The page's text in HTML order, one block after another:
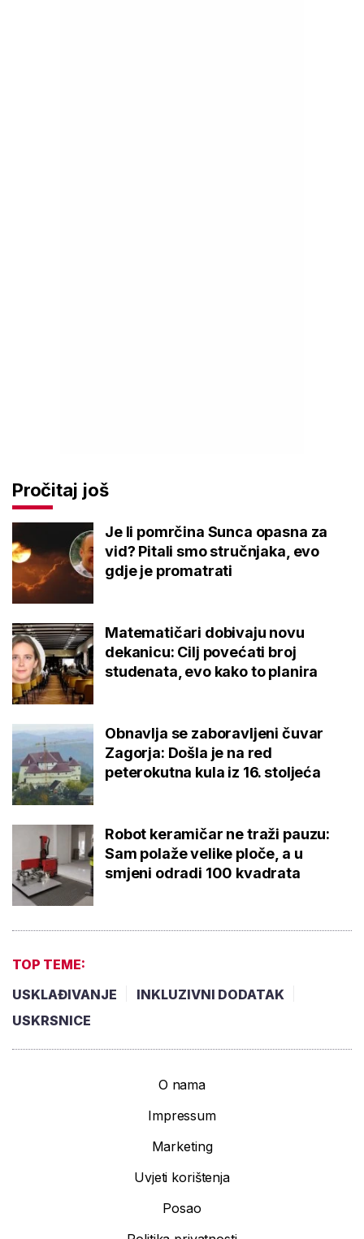
Pročitaj još
Je li pomrčina Sunca opasna za
vid? Pitali smo stručnjaka, evo
gdje je promatrati
Matematičari dobivaju novu
dekanicu: Cilj povećati broj
studenata, evo kako to planira
Obnavlja se zaboravljeni čuvar
Zagorja: Došla je na red
peterokutna kula iz 16. stoljeća
Robot keramičar ne traži pauzu:
Sam polaže velike ploče, a u
smjeni odradi 100 kvadrata
TOP TEME:
USKLAĐIVANJE
INKLUZIVNI DODATAK
USKRSNICE
O nama
Impressum
Marketing
Uvjeti korištenja
Posao